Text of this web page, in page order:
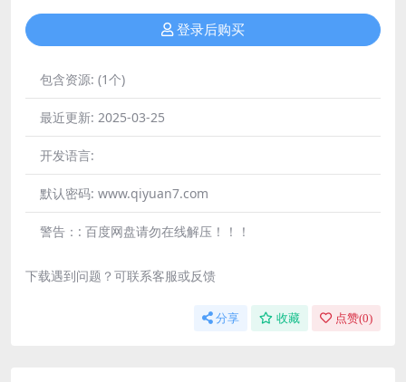
登录后购买
包含资源: (1个)
最近更新: 2025-03-25
开发语言:
默认密码: www.qiyuan7.com
警告：: 百度网盘请勿在线解压！！！
下载遇到问题？可联系客服或反馈
分享 收藏 点赞(0)